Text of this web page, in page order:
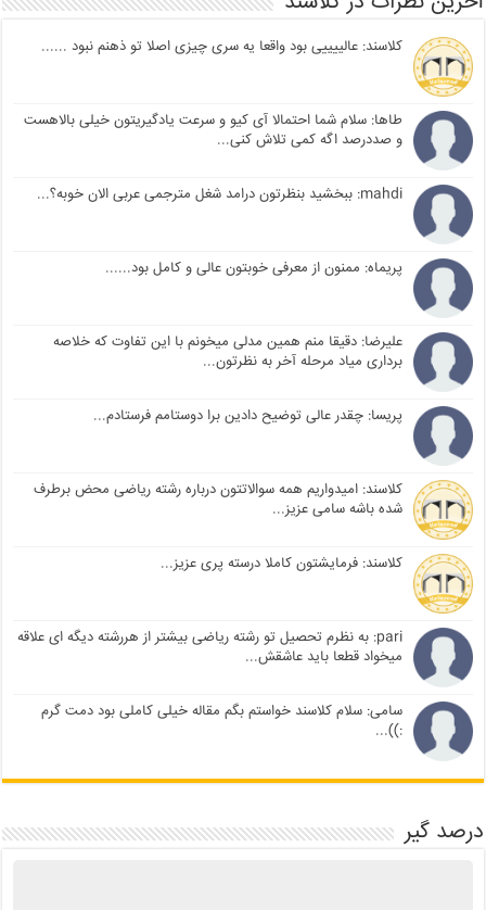
کلاسند: عالییییی بود واقعا یه سری چیزی اصلا تو ذهنم نبود ......
طاها: سلام شما احتمالا آی کیو و سرعت یادگیریتون خیلی بالاهست
و صددرصد اگه کمی تلاش کنی...
mahdi: ببخشید بنظرتون درامد شغل مترجمی عربی الان خوبه؟...
پریماه: ممنون از معرفی خوبتون عالی و کامل بود......
علیرضا: دقیقا منم همین مدلی میخونم با این تفاوت که خلاصه
برداری میاد مرحله آخر به نظرتون...
پریسا: چقدر عالی توضیح دادین برا دوستامم فرستادم...
کلاسند: امیدواریم همه سوالاتتون درباره رشته ریاضی محض برطرف
شده باشه سامی عزیز...
کلاسند: فرمایشتون کاملا درسته پری عزیز...
pari: به نظرم تحصیل تو رشته ریاضی بیشتر از هررشته دیگه ای علاقه
میخواد قطعا باید عاشقش...
سامی: سلام کلاسند خواستم بگم مقاله خیلی کاملی بود دمت گرم
:))...
درصد گیر